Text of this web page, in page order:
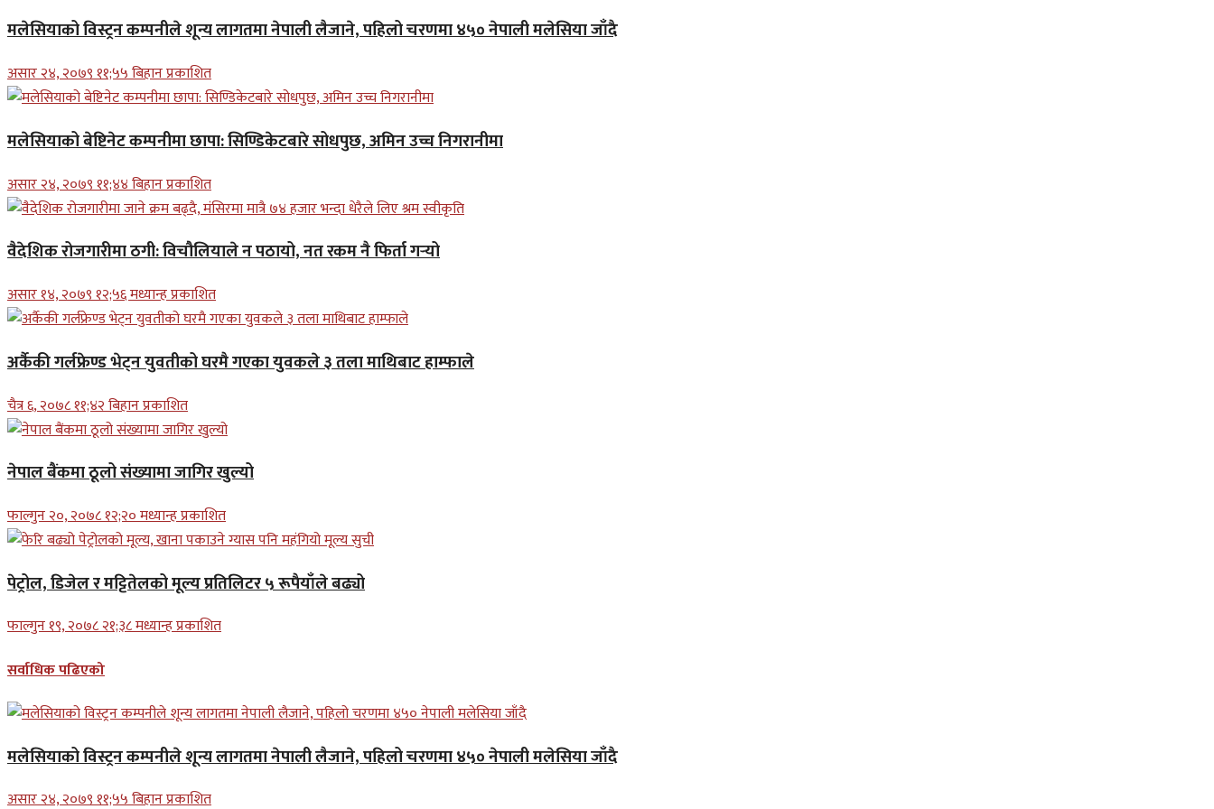
मलेसियाको विस्ट्रन कम्पनीले शून्य लागतमा नेपाली लैजाने, पहिलो चरणमा ४५० नेपाली मलेसिया जाँदै
असार २४, २०७९ ११;५५ बिहान प्रकाशित
मलेसियाको बेष्टिनेट कम्पनीमा छापा: सिण्डिकेटबारे सोधपुछ, अमिन उच्च निगरानीमा
असार २४, २०७९ ११;४४ बिहान प्रकाशित
वैदेशिक रोजगारीमा ठगी: विचौलियाले न पठायो, नत रकम नै फिर्ता गर्‍यो
असार १४, २०७९ १२;५६ मध्यान्ह प्रकाशित
अर्कैकी गर्लफ्रेण्ड भेट्न युवतीको घरमै गएका युवकले ३ तला माथिबाट हाम्फाले
चैत्र ६, २०७८ ११;४२ बिहान प्रकाशित
नेपाल बैंकमा ठूलो संख्यामा जागिर खुल्यो
फाल्गुन २०, २०७८ १२;२० मध्यान्ह प्रकाशित
पेट्रोल, डिजेल र मट्टितेलको मूल्य प्रतिलिटर ५ रूपैयाँले बढ्यो
फाल्गुन १९, २०७८ २१;३८ मध्यान्ह प्रकाशित
सर्वाधिक पढिएको
मलेसियाको विस्ट्रन कम्पनीले शून्य लागतमा नेपाली लैजाने, पहिलो चरणमा ४५० नेपाली मलेसिया जाँदै
असार २४, २०७९ ११;५५ बिहान प्रकाशित